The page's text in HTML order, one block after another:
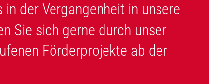
der Vergangenheit in unsere
Sie sich gerne durch unser
Förderprojekte ab der